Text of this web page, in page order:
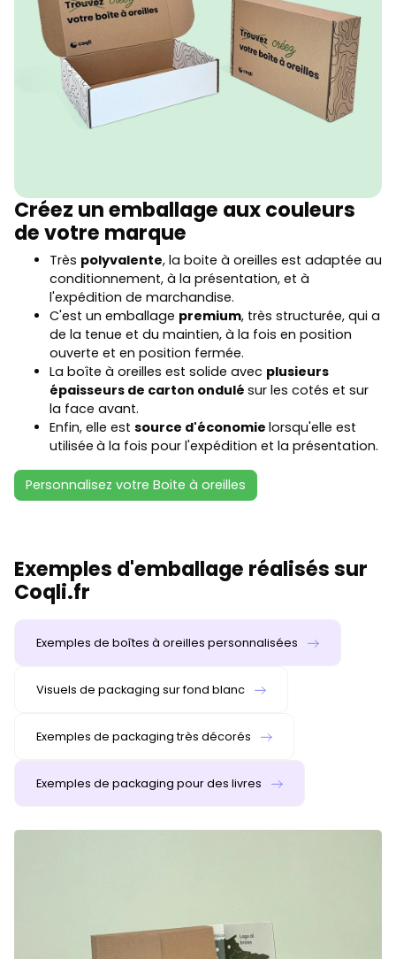
Créez un emballage aux couleurs
de votre marque
Très polyvalente, la boite à oreilles est adaptée au
conditionnement, à la présentation, et à
l'expédition de marchandise.
C'est un emballage premium, très structurée, qui a
de la tenue et du maintien, à la fois en position
ouverte et en position fermée.
La boîte à oreilles est solide avec plusieurs
épaisseurs de carton ondulé sur les cotés et sur
la face avant.
Enfin, elle est source d'économie lorsqu'elle est
utilisée à la fois pour l'expédition et la présentation.
Personnalisez votre Boite à oreilles
Exemples d'emballage réalisés sur
Coqli.fr
Exemples de boîtes à oreilles personnalisées
Visuels de packaging sur fond blanc
Exemples de packaging très décorés
Exemples de packaging pour des livres